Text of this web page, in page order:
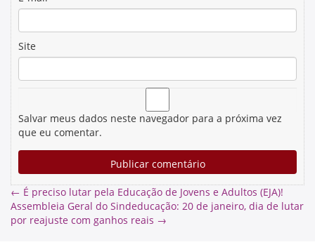
Site
Salvar meus dados neste navegador para a próxima vez
que eu comentar.
← É preciso lutar pela Educação de Jovens e Adultos (EJA)!
Assembleia Geral do Sindeducação: 20 de janeiro, dia de lutar
por reajuste com ganhos reais →